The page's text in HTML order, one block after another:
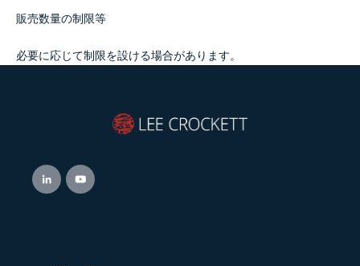
販売数量の制限等
必要に応じて制限を設ける場合があります。